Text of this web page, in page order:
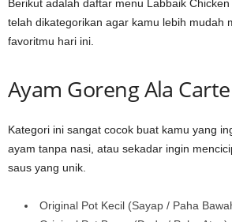
Berikut adalah daftar menu Labbaik
telah dikategorikan agar kamu lebih mudah
favoritmu hari ini.
Ayam Goreng Ala
Kategori ini sangat cocok buat kamu yang
ayam tanpa nasi, atau sekadar ingin
saus yang unik.
Original Pot Kecil (Sayap / Paha